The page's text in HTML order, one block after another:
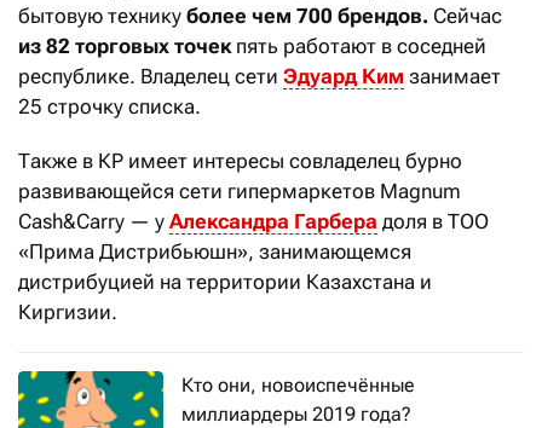
бытовую технику более чем 700 брендов. Сейчас
из 82 торговых точекпять работают в соседней
республике. Владелец сети Эдуард Ким занимает
25 строчку списка.
Также в КР имеет интересы совладелец бурно
развивающейся сети гипермаркетов Magnum
Cash&Carry — у Александра Гарбера доля в ТОО
«Прима Дистрибьюшн», занимающемся
дистрибуцией на территории Казахстана и
Киргизии.
Кто они, новоиспечённые
миллиардеры 2019 года?